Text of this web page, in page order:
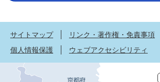
サイトマップ
リンク・著作権・免責事項
個人情報保護
ウェブアクセシビリティ